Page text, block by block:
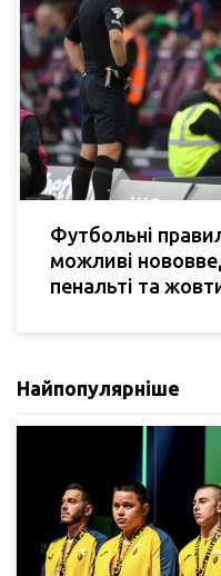
Футбольні
можливі
пенальті та
Найпопулярніше